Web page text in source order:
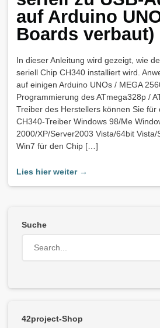
auf Arduino
Boards verbaut)
In dieser Anleitung wird gezeigt, wie
seriell Chip CH340 installiert wird.
auf einigen Arduino UNOs / MEGA
Programmierung des ATmega328p /
Treiber des Herstellers können Sie für
CH340-Treiber Windows 98/Me
2000/XP/Server2003 Vista/64bit
Win7 für den Chip […]
Lies hier weiter →
Suche
42project-Shop